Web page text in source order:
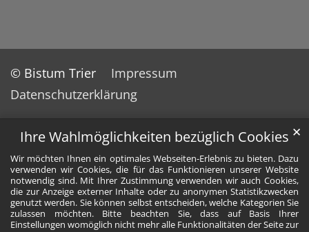
Ihre Wahlmöglichkeiten bezüglich Cookies
Wir möchten Ihnen ein optimales Webseiten-Erlebnis zu bieten. Dazu
verwenden wir Cookies, die für das Funktionieren unserer Website
notwendig sind. Mit Ihrer Zustimmung verwenden wir auch Cookies,
die zur Anzeige externer Inhalte oder zu anonymen Statistikzwecken
genutzt werden. Sie können selbst entscheiden, welche Kategorien Sie
zulassen möchten. Bitte beachten Sie, dass auf Basis Ihrer
Einstellungen womöglich nicht mehr alle Funktionalitäten der Seite zur
✕
© Bistum Trier
Impressum
Datenschutzerklärung